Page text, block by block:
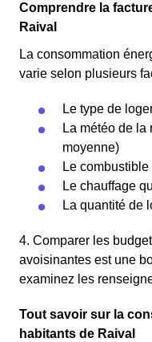
Comprendre la
Raival
La consommation
varie selon plusieurs
Le type de
La météo de la
moyenne)
Le
Le chauffage
La quantité de
4. Comparer les
avoisinantes est une
examinez les
Tout savoir sur la
habitants de Raival